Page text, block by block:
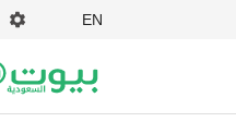
EN